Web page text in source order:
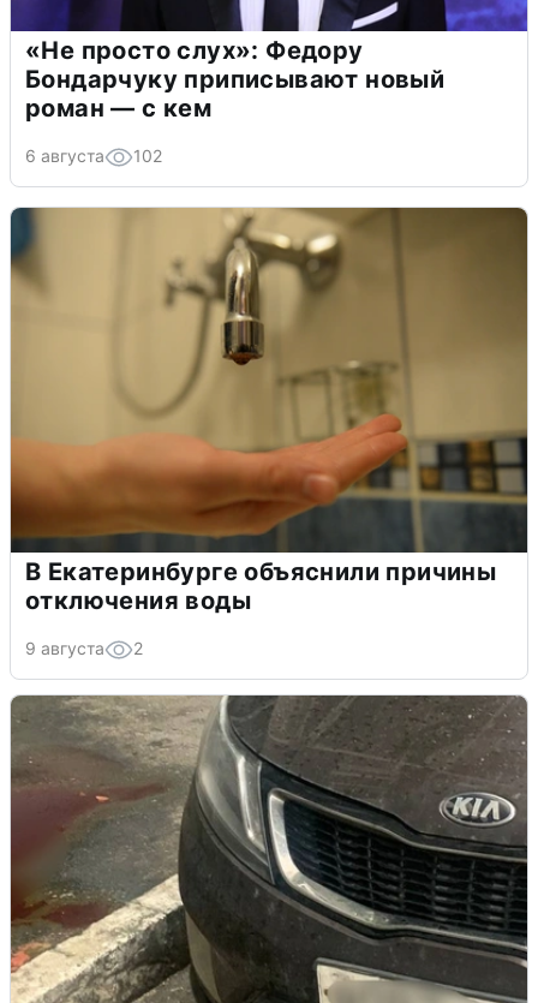
«Не просто слух»: Федору
Бондарчуку приписывают новый
роман — с кем
6 августа 102
В Екатеринбурге объяснили причины
отключения воды
9 августа 2